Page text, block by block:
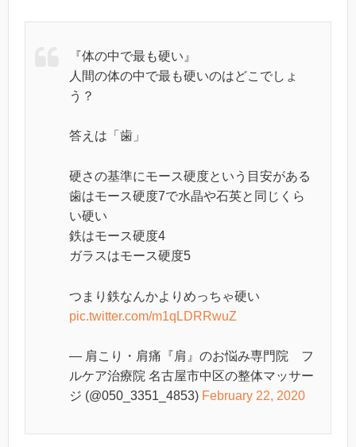
『体の中で最も硬い』
人間の体の中で最も硬いのはどこでしょ
う？
答えは「歯」
硬さの基準にモース硬度という目安がある
歯はモース硬度7で水晶や石英と同じくら
い硬い
鉄はモース硬度4
ガラスはモース硬度5
つまり鉄なんかよりめっちゃ硬い
pic.twitter.com/m1qLDRRwuZ
— 肩こり・肩痛『肩』のお悩み専門院 フ
ルケア治療院 名古屋市中区の整体マッサー
ジ (@050_3351_4853) February 22, 2020